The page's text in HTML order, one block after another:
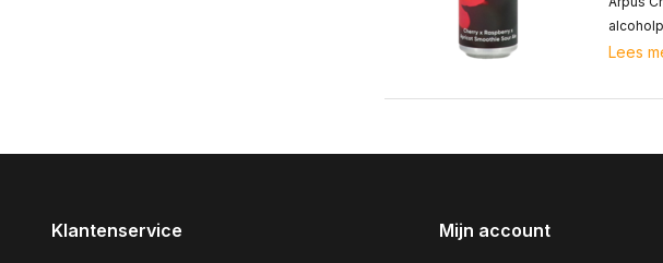
Lees
Klantenservice Mijn account